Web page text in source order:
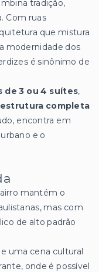
tradição,
Com ruas
que mistura
modernidade dos
é sinônimo de
de 3 ou 4 suítes,
completa
encontra em
e o
mantém o
mas com
de alto padrão
uma cena cultural
onde é possível